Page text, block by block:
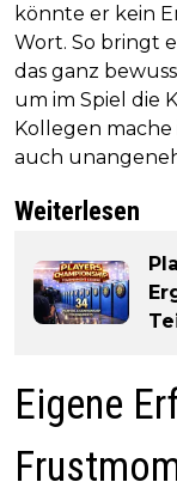
könnte er kein
Wort. So bringt
das ganz
um im Spiel die
Kollegen
auch
Weiterlesen
Eigene